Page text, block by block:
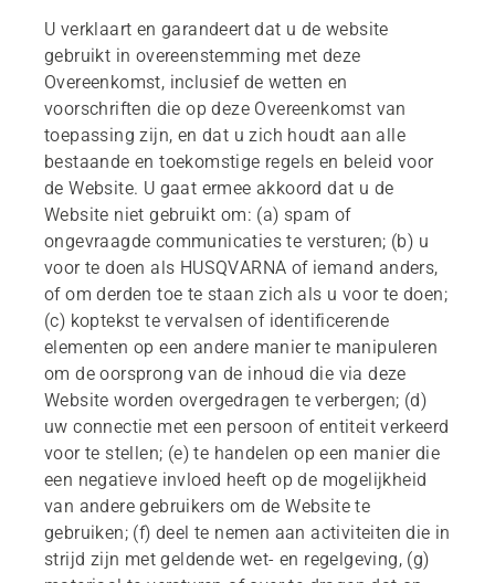
U verklaart en garandeert dat u de website
gebruikt in overeenstemming met deze
Overeenkomst, inclusief de wetten en
voorschriften die op deze Overeenkomst van
toepassing zijn, en dat u zich houdt aan alle
bestaande en toekomstige regels en beleid voor
de Website. U gaat ermee akkoord dat u de
Website niet gebruikt om: (a) spam of
ongevraagde communicaties te versturen; (b) u
voor te doen als HUSQVARNA of iemand anders,
of om derden toe te staan zich als u voor te doen;
(c) koptekst te vervalsen of identificerende
elementen op een andere manier te manipuleren
om de oorsprong van de inhoud die via deze
Website worden overgedragen te verbergen; (d)
uw connectie met een persoon of entiteit verkeerd
voor te stellen; (e) te handelen op een manier die
een negatieve invloed heeft op de mogelijkheid
van andere gebruikers om de Website te
gebruiken; (f) deel te nemen aan activiteiten die in
strijd zijn met geldende wet- en regelgeving, (g)